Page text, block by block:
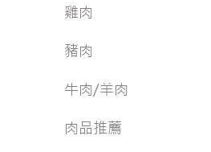
雞肉
豬肉
牛肉/羊肉
肉品推薦